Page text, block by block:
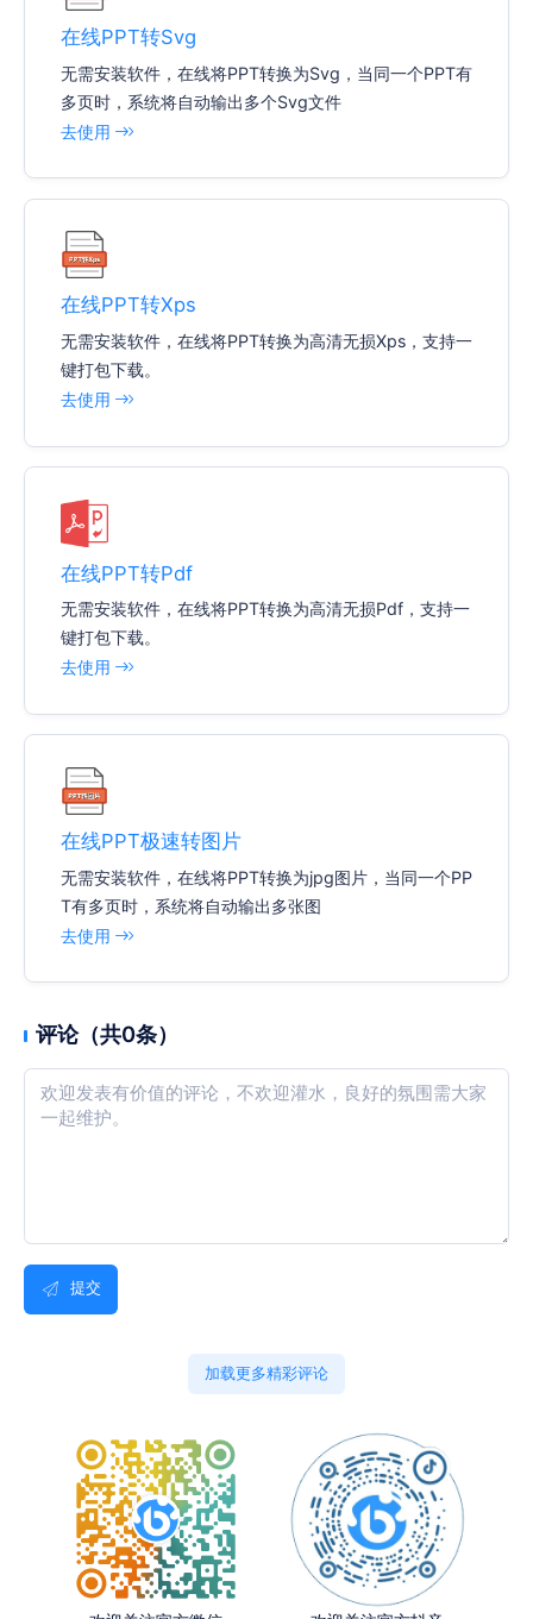
在线PPT转Svg
无需安装软件，在线将PPT转换为Svg，当同一个PPT有
多页时，系统将自动输出多个Svg文件
去使用
在线PPT转Xps
无需安装软件，在线将PPT转换为高清无损Xps，支持一
键打包下载。
去使用
在线PPT转Pdf
无需安装软件，在线将PPT转换为高清无损Pdf，支持一
键打包下载。
去使用
在线PPT极速转图片
无需安装软件，在线将PPT转换为jpg图片，当同一个PP
T有多页时，系统将自动输出多张图
去使用
评论（共0条）
提交
加载更多精彩评论